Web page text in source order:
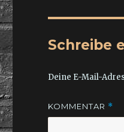
Schreibe
Deine E-Mail-
KOMMENTAR *